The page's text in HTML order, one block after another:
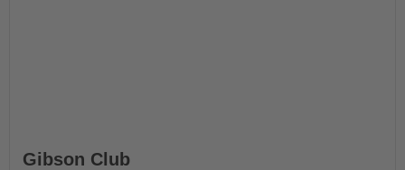
Gibson Club